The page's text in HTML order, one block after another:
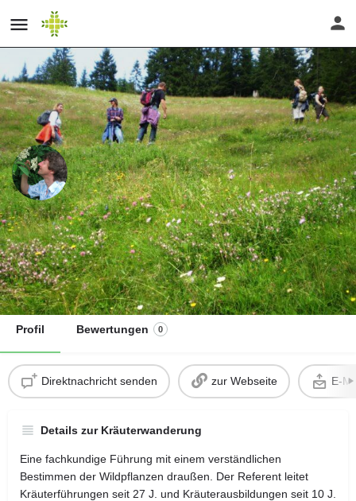
Wildkräuter-Tagesseminare und
Kräuterführungen
Direktnachricht senden
Profil Bewertungen 0
Direktnachricht senden zur Webseite E-
Details zur Kräuterwanderung
Eine fachkundige Führung mit einem verständlichen
Bestimmen der Wildpflanzen draußen. Der Referent leitet
Kräuterführungen seit 27 J. und Kräuterausbildungen seit 10 J.